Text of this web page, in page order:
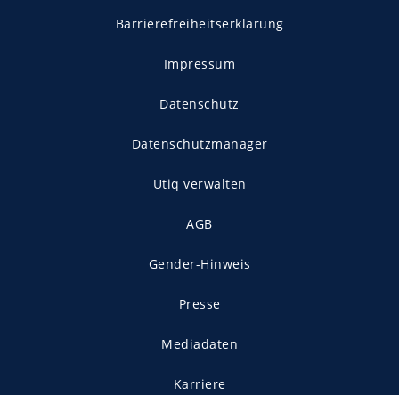
Barrierefreiheitserklärung
Impressum
Datenschutz
Datenschutzmanager
Utiq verwalten
AGB
Gender-Hinweis
Presse
Mediadaten
Karriere